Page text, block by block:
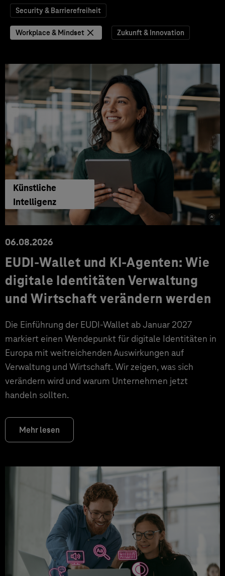
Security & Barrierefreiheit
Workplace & Mindset Zukunft & Innovation
Künstliche
Intelligenz
06.08.2026
EUDI-Wallet und KI-Agenten: Wie
digitale Identitäten Verwaltung
und Wirtschaft verändern werden
Die Einführung der EUDI-Wallet ab Januar 2027
markiert einen Wendepunkt für digitale Identitäten in
Europa mit weitreichenden Auswirkungen auf
Verwaltung und Wirtschaft. Wir zeigen, was sich
verändern wird und warum Unternehmen jetzt
handeln sollten.
Mehr lesen